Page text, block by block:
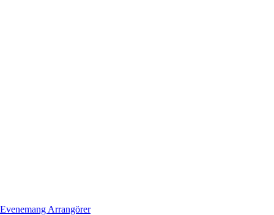
Evenemang Arrangörer